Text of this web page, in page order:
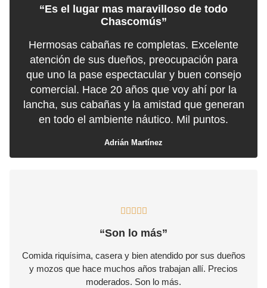
“Es el lugar mas maravilloso de todo
Chascomús”
Hermosas cabañas re completas. Excelente
atención de sus dueños, preocupación para
que uno la pase espectacular y buen consejo
comercial. Hace 20 años que voy ahí por la
lancha, sus cabañas y la amistad que generan
en todo el ambiente náutico. Mil puntos.
Adrián Martínez
    
“Son lo más”
Comida riquísima, casera y bien atendido por sus dueños
y mozos que hace muchos años trabajan allí. Precios
moderados. Son lo más.